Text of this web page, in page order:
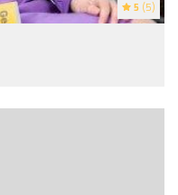
5 (5)